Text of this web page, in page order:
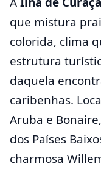
que mistura
colorida, clima
estrutura
daquela
caribenhas.
Aruba e
dos Países
charmosa